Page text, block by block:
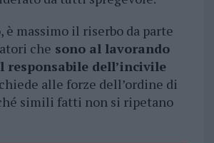
massimo il riserbo da parte
che sono al lavorando
responsabile dell’incivile
alle forze dell’ordine di
simili fatti non si ripetano